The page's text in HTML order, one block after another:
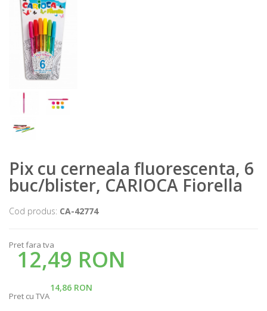
Pix cu cerneala fluorescenta, 6
buc/blister, CARIOCA Fiorella
Cod produs: CA-42774
Pret fara tva
12,49 RON
14,86 RON
Pret cu TVA